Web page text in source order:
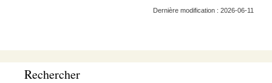
Dernière modification : 2026-06-11
Rechercher